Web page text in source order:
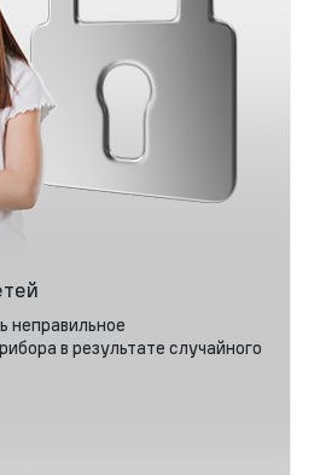
неправильное
в результате случайного